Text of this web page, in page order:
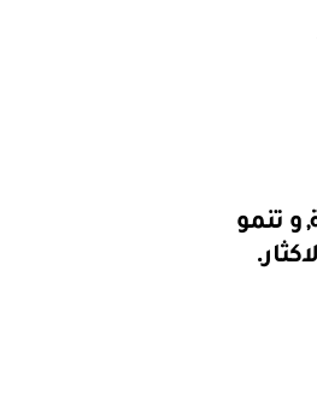
و تنمو